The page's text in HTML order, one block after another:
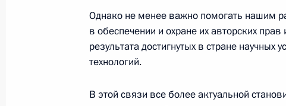
20 декабря 2005 года, 18:59 Москва,
19 декабря 2005 года, понедельник
Выступление на торжественном
Однако не менее важно помогать нашим
в обеспечении и охране их авторских
результата достигнутых в стране
технологий.
В этой связи все более актуальной